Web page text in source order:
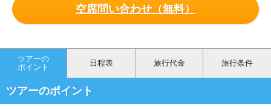
空席問い合わせ（無料）
ツアーの
ポイント
日程表 旅行代金 旅行条件
ツアーのポイント